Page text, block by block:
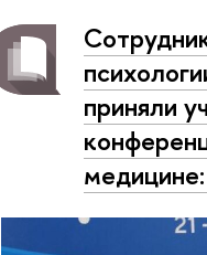
приняли